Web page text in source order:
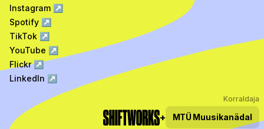
Instagram ↗
Spotify ↗
TikTok ↗
YouTube ↗
Flickr↗
LinkedIn ↗
Korraldaja
+ MTÜ Muusikanädal